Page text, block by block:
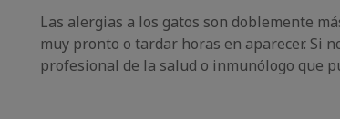
Las alergias a los gatos son doblemente
muy pronto o tardar horas en aparecer. Si
profesional de la salud o inmunólogo que